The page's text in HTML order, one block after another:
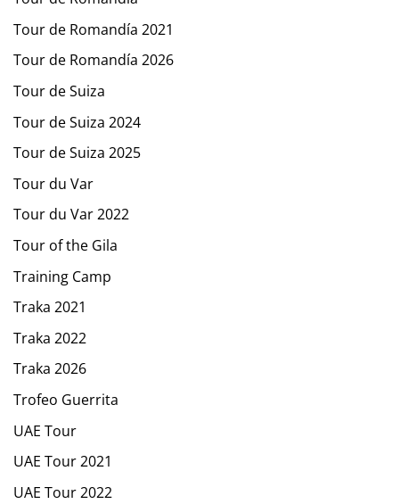
Tour de Romandía 2021
Tour de Romandía 2026
Tour de Suiza
Tour de Suiza 2024
Tour de Suiza 2025
Tour du Var
Tour du Var 2022
Tour of the Gila
Training Camp
Traka 2021
Traka 2022
Traka 2026
Trofeo Guerrita
UAE Tour
UAE Tour 2021
UAE Tour 2022